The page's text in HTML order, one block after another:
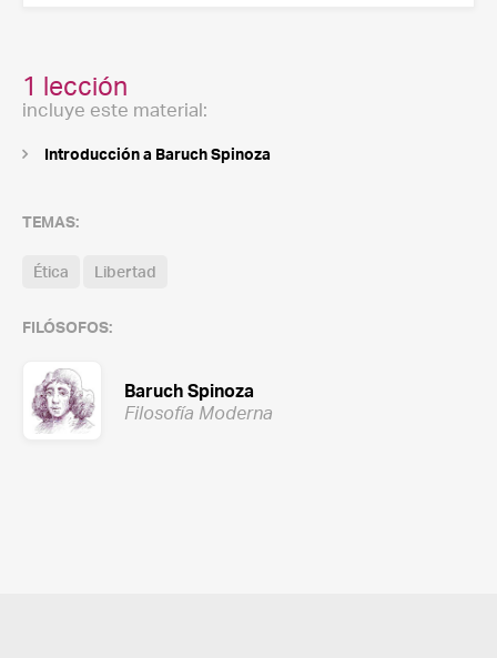
1 lección
incluye este material:
Introducción a Baruch Spinoza
TEMAS:
Ética Libertad
FILÓSOFOS:
Baruch Spinoza
Filosofía Moderna